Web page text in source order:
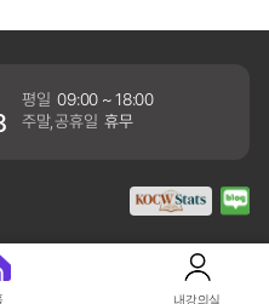
평일 09:00 ~ 18:00
주말,공휴일 휴무
내강의실